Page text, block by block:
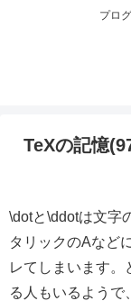
プロ
TeXの記憶
\dotと\ddotは文字
タリックのAなど
レてしまいます。
る人もいるようで